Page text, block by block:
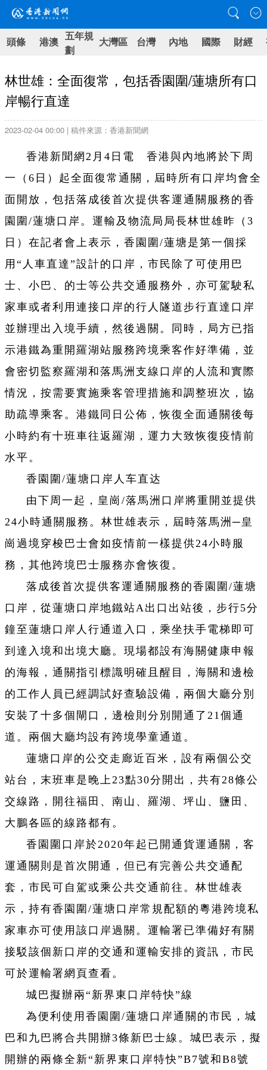
頭條 港澳 五年規
劃
大灣區 台灣 內地 國際 財經
林世雄：全面復常，包括香園圍/蓮塘所有口
岸暢行直達
2023-02-04 00:00 | 稿件來源：香港新聞網
香港新聞網2月4日電 香港與內地將於下周
一（6日）起全面復常通關，屆時所有口岸均會全
面開放，包括落成後首次提供客運通關服務的香
園圍/蓮塘口岸。運輸及物流局局長林世雄昨（3
日）在記者會上表示，香園圍/蓮塘是第一個採
用“人車直達”設計的口岸，市民除了可使用巴
士、小巴、的士等公共交通服務外，亦可駕駛私
家車或者利用連接口岸的行人隧道步行直達口岸
並辦理出入境手續，然後過關。同時，局方已指
示港鐵為重開羅湖站服務跨境乘客作好準備，並
會密切監察羅湖和落馬洲支線口岸的人流和實際
情況，按需要實施乘客管理措施和調整班次，協
助疏導乘客。港鐵同日公佈，恢復全面通關後每
小時約有十班車往返羅湖，運力大致恢復疫情前
水平。
香園圍/蓮塘口岸人车直达
由下周一起，皇崗/落馬洲口岸將重開並提供
24小時通關服務。林世雄表示，屆時落馬洲─皇
崗過境穿梭巴士會如疫情前一樣提供24小時服
務，其他跨境巴士服務亦會恢復。
落成後首次提供客運通關服務的香園圍/蓮塘
口岸，從蓮塘口岸地鐵站A出口出站後，步行5分
鐘至蓮塘口岸人行通道入口，乘坐扶手電梯即可
到達入境和出境大廳。現場都設有海關健康申報
的海報，通關指引標識明確且醒目，海關和邊檢
的工作人員已經調試好查驗設備，兩個大廳分別
安裝了十多個閘口，邊檢則分別開通了21個通
道。兩個大廳均設有跨境學童通道。
蓮塘口岸的公交走廊近百米，設有兩個公交
站台，末班車是晚上23點30分開出，共有28條公
交線路，開往福田、南山、羅湖、坪山、鹽田、
大鵬各區的線路都有。
香園圍口岸於2020年起已開通貨運通關，客
運通關則是首次開通，但已有完善公共交通配
套，市民可自駕或乘公共交通前往。林世雄表
示，持有香園圍/蓮塘口岸常規配額的粵港跨境私
家車亦可使用該口岸過關。運輸署已準備好有關
接駁該個新口岸的交通和運輸安排的資訊，市民
可於運輸署網頁查看。
城巴擬辦兩“新界東口岸特快”線
為便利使用香園圍/蓮塘口岸通關的市民，城
巴和九巴將合共開辦3條新巴士線。城巴表示，擬
開辦的兩條全新“新界東口岸特快”B7號和B8號